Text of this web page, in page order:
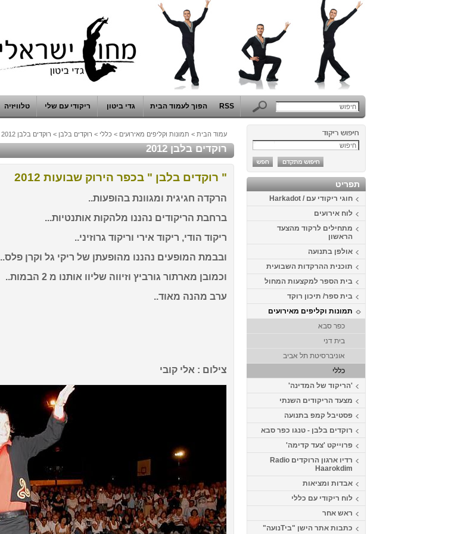
RSS הפוך לעמוד הבית גדי ביטון ריקודי עם שלי טלוויזיה
תפריט
חוגי ריקודי עם / Harkadot
לוח אירועים
מתחילים לרקוד מהצעד
הראשון
אולפן בתנועה
תוכנית ההרקדות השבועית
בית הספר למקצעות המחול
בית ספר/ תיכון רוקד
תמונות וקליפים מאירועים
כפר סבא
בית דני
אוניברסיטת תל אביב
כללי
'הריקוד של המדינה'
מצעד הריקודים השנתי
פסטיבל קמפ בתנועה
רוקדים בלבן - טנגו כפר סבא
פרוייקט 'צעד קדימה'
רדיו ארגון הרוקדים Radio
Haarokdim
אבדות ומציאות
לוח ריקודי עם כללי
ראש אחר
כתבות אתר הישן "ביTנועה"
עמוד הבית > תמונות וקליפים מאירועים > כללי > רוקדים בלבן > רוקדים בלבן 2012
רוקדים בלבן 2012
" רוקדים בלבן " בכפר הירוק שבועות 2012
הרקדה חגיגית ומגוונת בהופעות..
ברחבת הריקודים נהננו מלהקות אותנטיות...
ריקוד הודי, ריקוד אירי וריקוד גרוזיני..
ובבמת המופעים נהננו מהופעתן של ריקי גל וקרן פלס..
וכמובן מארתור גורביץ וזיווה שליוו אותנו מ 2 הבמות..
ערב מהנה מאוד..
צילום : אלי קובי